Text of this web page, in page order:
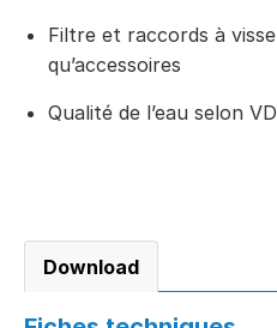
Filtre et raccords à
qu’accessoires
Qualité de l’eau selon
Download